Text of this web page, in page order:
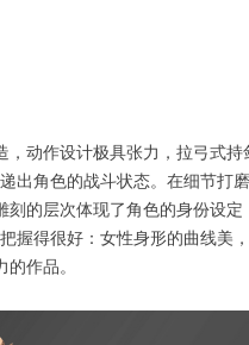
动作设计极具张力，拉弓式
出角色的战斗状态。在细节打
的层次体现了角色的身份设
握得很好：女性身形的曲线美
作品。